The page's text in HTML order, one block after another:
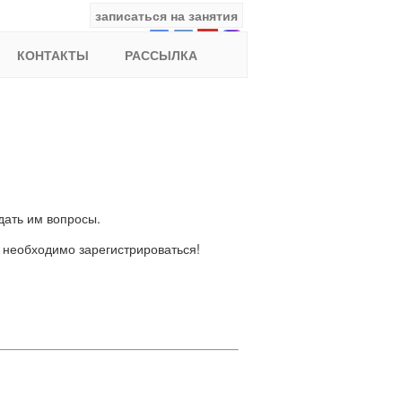
facebookВКонтакте
YouTubeInstagram
записаться на занятия
КОНТАКТЫ РАССЫЛКА
им вопросы.
зарегистрироваться!